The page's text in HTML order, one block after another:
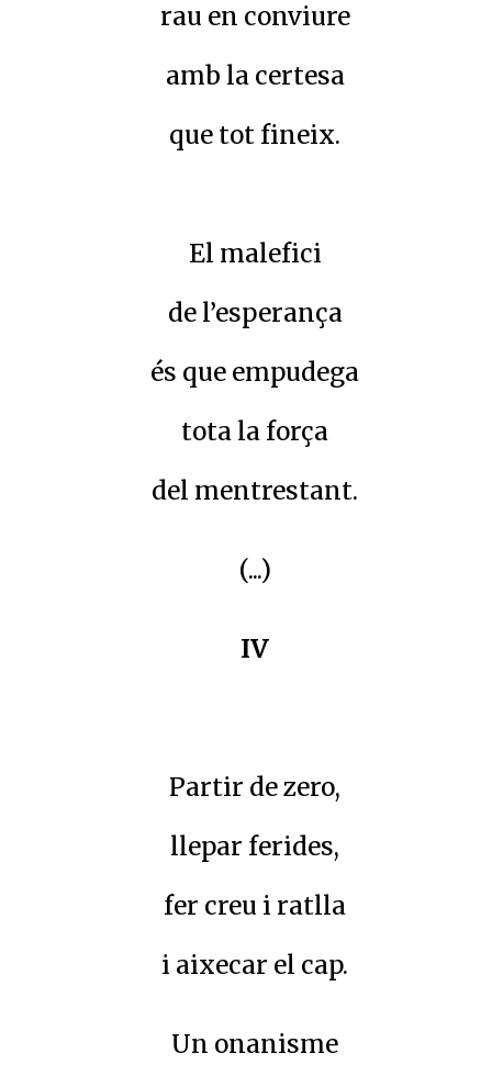
rau en conviure
amb la certesa
que tot fineix.
El malefici
de l’esperança
és que empudega
tota la força
del mentrestant.
(...)
IV
Partir de zero,
llepar ferides,
fer creu i ratlla
i aixecar el cap.
Un onanisme